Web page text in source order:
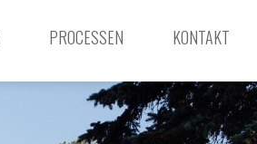
PROCESSEN KONTAKT